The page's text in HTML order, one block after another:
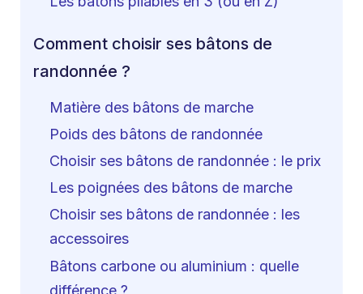
Comment choisir ses bâtons de
randonnée ?
Matière des bâtons de marche
Poids des bâtons de randonnée
Choisir ses bâtons de randonnée : le prix
Les poignées des bâtons de marche
Choisir ses bâtons de randonnée : les
accessoires
Bâtons carbone ou aluminium : quelle
différence ?